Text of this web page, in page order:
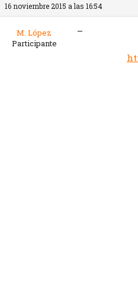
16 noviembre 2015 a las 16:54
M. López
Participante
–